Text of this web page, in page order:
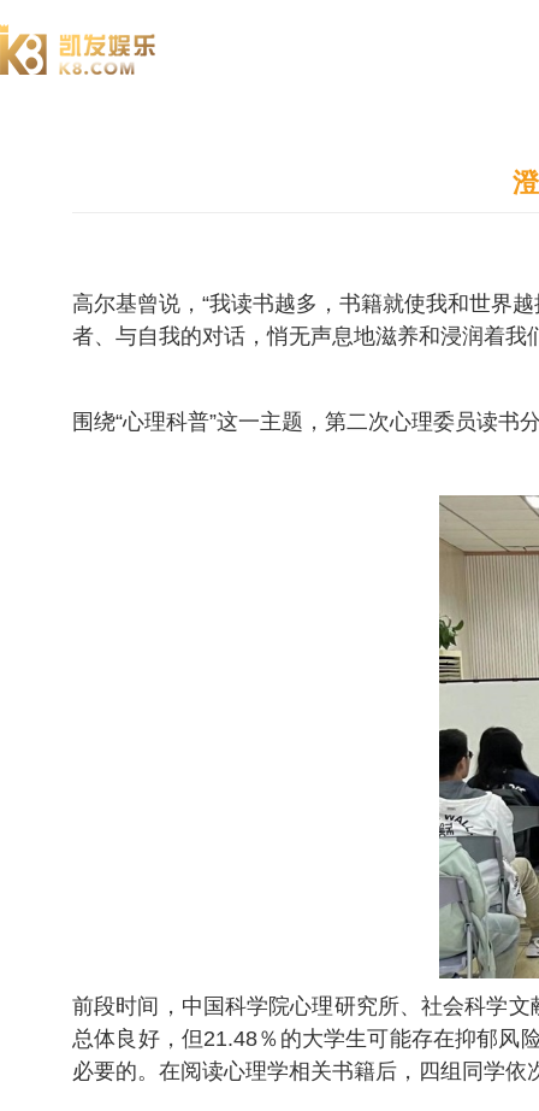
高尔基曾说，“我读书越多，书籍就使我和世界
者、与自我的对话，悄无声息地滋养和浸润着我
围绕“心理科普”这一主题，第二次心理委员读书
前段时间，中国科学院心理研究所、社会科学
总体良好，但21.48％的大学生可能存在抑郁风
必要的。在阅读心理学相关书籍后，四组同学依